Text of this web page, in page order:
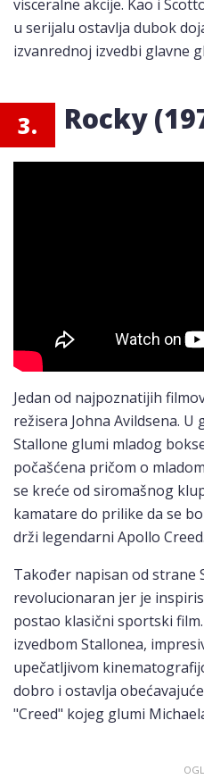
visceralne akcije. Kao i
u serijalu ostavlja dubok
izvanrednoj izvedbi glavne
3. Rocky
Jedan od najpoznatijih
režisera Johna Avildsena. U
Stallone glumi mladog
počašćena pričom o
se kreće od siromašnog
kamatare do prilike da se
drži legendarni Apollo Creed.
Također napisan od strane
revolucionaran jer je
postao klasični sportski
izvedbom Stallonea,
upečatljivom
dobro i ostavlja
"Creed" kojeg glumi